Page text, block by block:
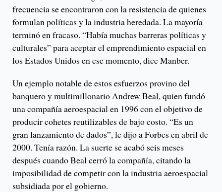
frecuencia se encontraron con la resistencia de quienes
formulan políticas y la industria heredada. La mayoría
terminó en fracaso. “Había muchas barreras políticas y
culturales” para aceptar el emprendimiento espacial en
los Estados Unidos en ese momento, dice Manber.
Un ejemplo notable de estos esfuerzos provino del
banquero y multimillonario Andrew Beal, quien fundó
una compañía aeroespacial en 1996 con el objetivo de
producir cohetes reutilizables de bajo costo. “Es un
gran lanzamiento de dados”, le dijo a Forbes en abril de
2000. Tenía razón. La suerte se acabó seis meses
después cuando Beal cerró la compañía, citando la
imposibilidad de competir con la industria aeroespacial
subsidiada por el gobierno.